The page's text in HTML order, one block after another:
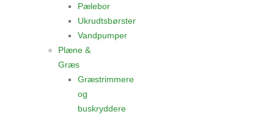
Pælebor
Ukrudtsbørster
Vandpumper
Plæne &
Græs
Græstrimmere
og
buskryddere